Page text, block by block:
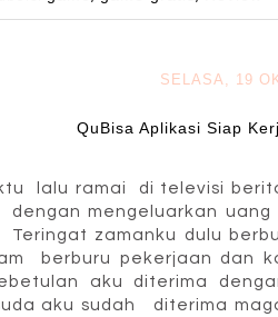
SELASA, 19
QuBisa Aplikasi Siap
lalu ramai di televisi
mengeluarkan
zamanku dulu
berburu pekerjaan dan
aku diterima
aku sudah diterima